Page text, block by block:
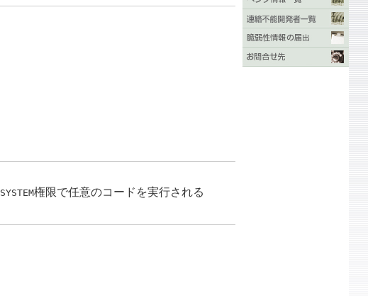
SYSTEM権限で任意のコードを実行される